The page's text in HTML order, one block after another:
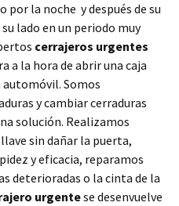
la noche y después de su
lado en un periodo muy
cerrajeros urgentes
a la hora de abrir una caja
Somos
y cambiar cerraduras
solución. Realizamos
sin dañar la puerta,
y eficacia, reparamos
deterioradas o la cinta de la
urgentese desenvuelve